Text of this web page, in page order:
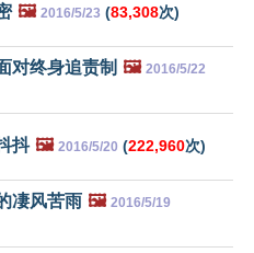
🖼️ 2016/5/23 (83,308次)
对终身追责制 🖼️ 2016/5/22
抖 🖼️ 2016/5/20 (222,960次)
凄风苦雨 🖼️ 2016/5/19